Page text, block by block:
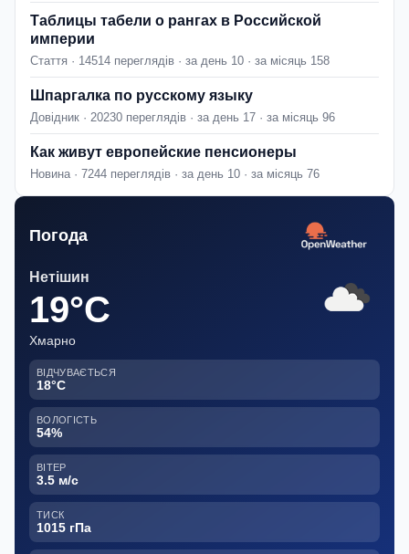
Таблицы табели о рангах в Российской
империи
Стаття · 14514 переглядів · за день 10 · за місяць 158
Шпаргалка по русскому языку
Довідник · 20230 переглядів · за день 17 · за місяць 96
Как живут европейские пенсионеры
Новина · 7244 переглядів · за день 10 · за місяць 76
Погода
Нетішин
19°C
Хмарно
ВІДЧУВАЄТЬСЯ
18°C
ВОЛОГІСТЬ
54%
ВІТЕР
3.5 м/с
ТИСК
1015 гПа